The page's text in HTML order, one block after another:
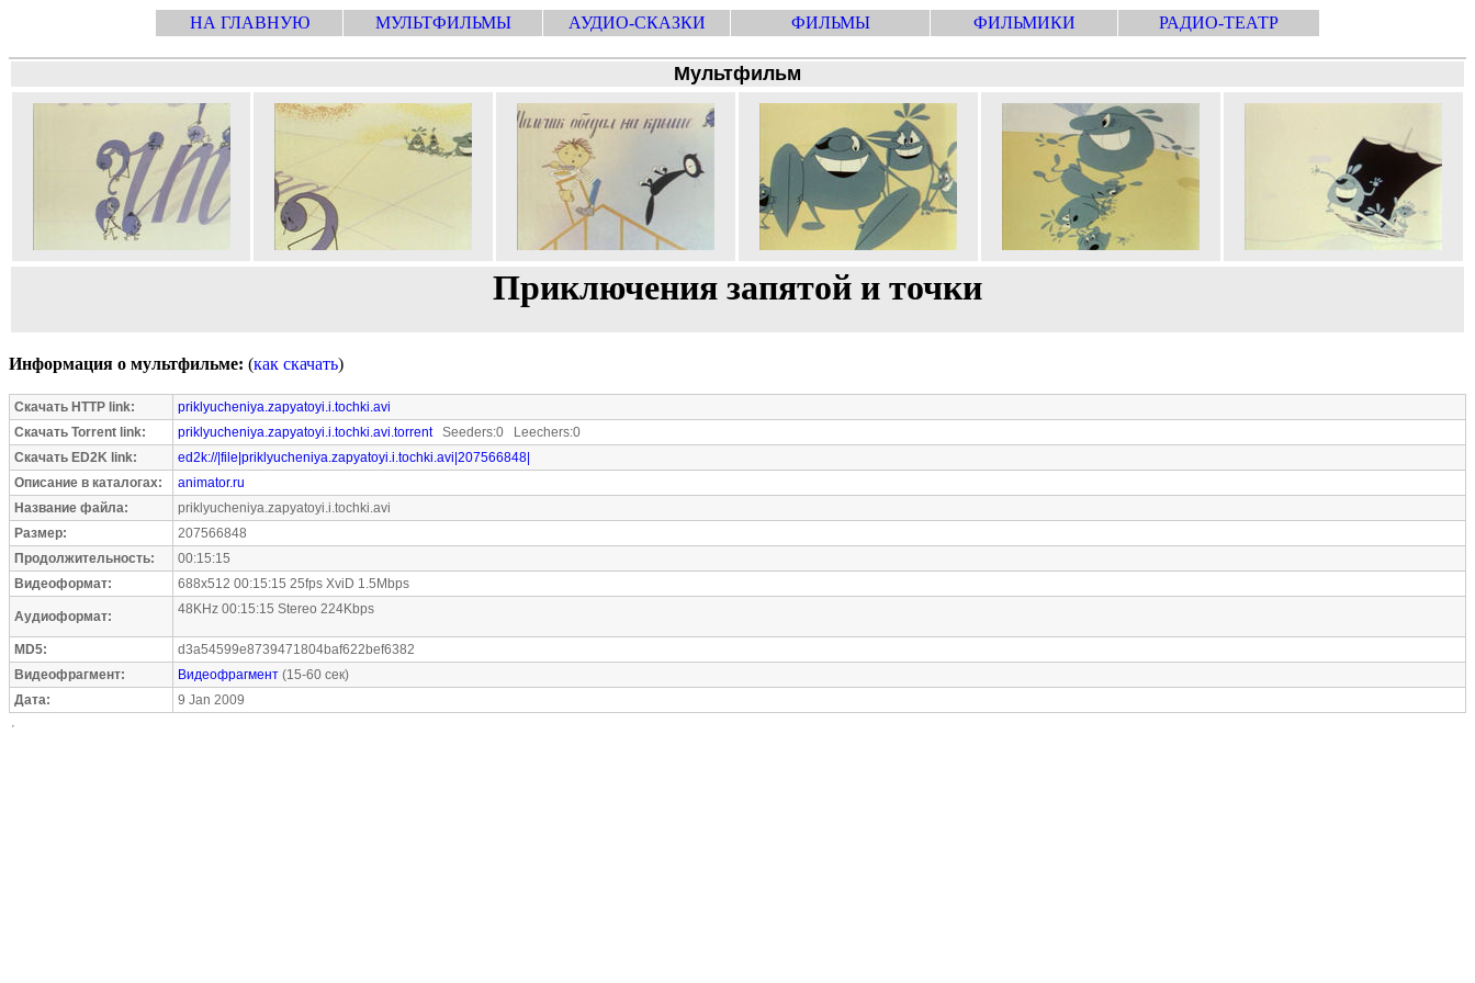
НА ГЛАВНУЮ МУЛЬТФИЛЬМЫ АУДИО-СКАЗКИ ФИЛЬМЫ ФИЛЬМИКИ РАДИО-ТЕАТР
Мультфильм
Приключения запятой и точки
Информация о мультфильме: (как скачать)
Скачать HTTP link:
priklyucheniya.zapyatoyi.i.tochki.avi
Скачать Torrent link:
priklyucheniya.zapyatoyi.i.tochki.avi.torrentSeeders:0 Leechers:0
Скачать ED2K link:
ed2k://|file|priklyucheniya.zapyatoyi.i.tochki.avi|207566848|
Описание в каталогах:
animator.ru
Название файла:
priklyucheniya.zapyatoyi.i.tochki.avi
Размер:
207566848
Продолжительность:
00:15:15
Видеоформат:
688x512 00:15:15 25fps XviD 1.5Mbps
Аудиоформат: 48KHz 00:15:15 Stereo 224Kbps
MD5:
d3a54599e8739471804baf622bef6382
Видеофрагмент:
Видеофрагмент (15-60 сек)
Дата:
9 Jan 2009